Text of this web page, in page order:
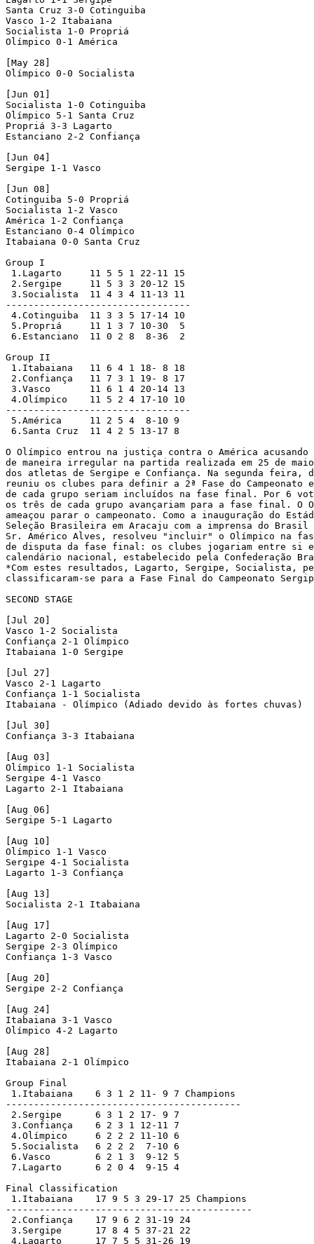
Santa Cruz 3-0 Cotinguiba
Vasco 1-2 Itabaiana
Socialista 1-0 Propriá
Olímpico 0-1 América
[May 28]
Olímpico 0-0 Socialista
[Jun 01]
Socialista 1-0 Cotinguiba
Olímpico 5-1 Santa Cruz
Propriá 3-3 Lagarto
Estanciano 2-2 Confiança
[Jun 04]
Sergipe 1-1 Vasco
[Jun 08]
Cotinguiba 5-0 Propriá
Socialista 1-2 Vasco
América 1-2 Confiança
Estanciano 0-4 Olímpico
Itabaiana 0-0 Santa Cruz
Group I
1.Lagarto     11 5 5 1 22-11 15
2.Sergipe     11 5 3 3 20-12 15
3.Socialista  11 4 3 4 11-13 11
---------------------------------
4.Cotinguiba  11 3 3 5 17-14 10
5.Propriá     11 1 3 7 10-30  5
6.Estanciano  11 0 2 8  8-36  2
Group II
1.Itabaiana   11 6 4 1 18- 8 18
2.Confiança   11 7 3 1 19- 8 17
3.Vasco       11 6 1 4 20-14 13
4.Olímpico    11 5 2 4 17-10 10
---------------------------------
5.América     11 2 5 4  8-10 9
6.Santa Cruz  11 4 2 5 13-17 8
O Olímpico entrou na justiça contra o América
de maneira irregular na partida realizada em 25 de
dos atletas de Sergipe e Confiança. Na segunda feira,
reuniu os clubes para definir a 2ª Fase do Campeonato
de cada grupo seriam incluídos na fase final. Por 6
os três de cada grupo avançariam para a fase final. O
ameaçou parar o campeonato. Como a inauguração do
Seleção Brasileira em Aracaju com a imprensa do
Sr. Américo Alves, resolveu "incluir" o Olímpico na
de disputa da fase final: os clubes jogariam entre si
calendário nacional, estabelecido pela Confederação
*Com estes resultados, Lagarto, Sergipe, Socialista,
classificaram-se para a Fase Final do Campeonato
SECOND STAGE
[Jul 20]
Vasco 1-2 Socialista
Confiança 2-1 Olímpico
Itabaiana 1-0 Sergipe
[Jul 27]
Vasco 2-1 Lagarto
Confiança 1-1 Socialista
Itabaiana - Olímpico (Adiado devido às fortes chuvas)
[Jul 30]
Confiança 3-3 Itabaiana
[Aug 03]
Olímpico 1-1 Socialista
Sergipe 4-1 Vasco
Lagarto 2-1 Itabaiana
[Aug 06]
Sergipe 5-1 Lagarto
[Aug 10]
Olímpico 1-1 Vasco
Sergipe 4-1 Socialista
Lagarto 1-3 Confiança
[Aug 13]
Socialista 2-1 Itabaiana
[Aug 17]
Lagarto 2-0 Socialista
Sergipe 2-3 Olímpico
Confiança 1-3 Vasco
[Aug 20]
Sergipe 2-2 Confiança
[Aug 24]
Itabaiana 3-1 Vasco
Olímpico 4-2 Lagarto
[Aug 28]
Itabaiana 2-1 Olímpico
Group Final
1.Itabaiana    6 3 1 2 11- 9 7 Champions
------------------------------------------
2.Sergipe      6 3 1 2 17- 9 7
3.Confiança    6 2 3 1 12-11 7
4.Olímpico     6 2 2 2 11-10 6
5.Socialista   6 2 2 2  7-10 6
6.Vasco        6 2 1 3  9-12 5
7.Lagarto      6 2 0 4  9-15 4
Final Classification
1.Itabaiana    17 9 5 3 29-17 25 Champions
--------------------------------------------
2.Confiança    17 9 6 2 31-19 24
3.Sergipe      17 8 4 5 37-21 22
4.Lagarto      17 7 5 5 31-26 19